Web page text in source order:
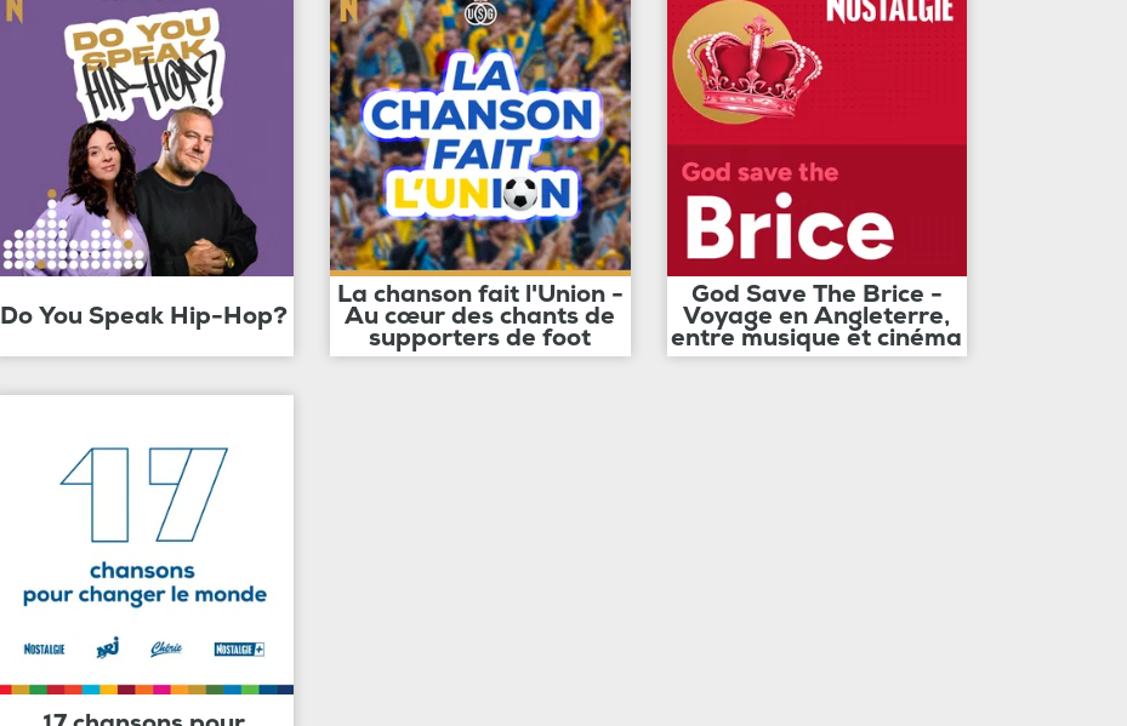
Do You Speak Hip-Hop?
La chanson fait l'Union -
Au cœur des chants de
supporters de foot
God Save The Brice -
Voyage en Angleterre,
entre musique et cinéma